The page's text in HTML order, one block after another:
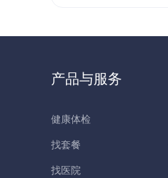
产品与服务
健康体检
找套餐
找医院